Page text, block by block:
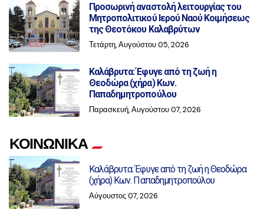
Προσωρινή αναστολή λειτουργίας του
Μητροπολιτικού Ιερού Ναού Κοιμήσεως
της Θεοτόκου Καλαβρύτων
Τετάρτη, Αυγούστου 05, 2026
Καλάβρυτα: Έφυγε από τη ζωή η
Θεοδώρα (χήρα) Κων.
Παπαδημητροπούλου
Παρασκευή, Αυγούστου 07, 2026
ΚΟΙΝΩΝΙΚΑ
Καλάβρυτα: Έφυγε από τη ζωή η Θεοδώρα
(χήρα) Κων. Παπαδημητροπούλου
Αύγουστος 07, 2026